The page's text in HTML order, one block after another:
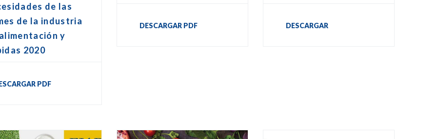
de las
de la industria
y
2020
PDF
DESCARGAR PDF DESCARGAR